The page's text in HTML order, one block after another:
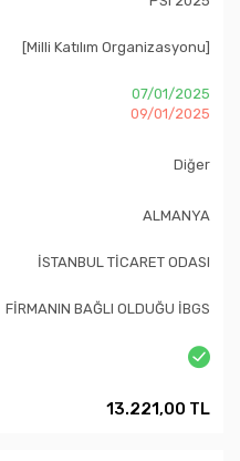
[Milli Katılım Organizasyonu]
07/01/2025
09/01/2025
Diğer
ALMANYA
İSTANBUL TİCARET ODASI
FİRMANIN BAĞLI OLDUĞU İBGS
13.221,00 TL